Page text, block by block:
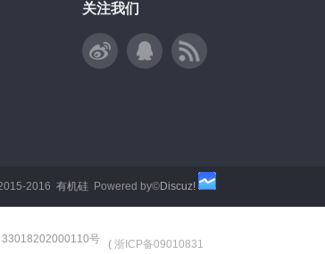
关注我们
2016 有机硅 Powered by©Discuz!
33018202000110号 ( 浙ICP备09010831